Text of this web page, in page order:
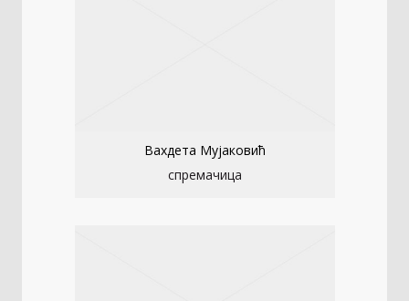
Вахдета Мујаковић
спремачица